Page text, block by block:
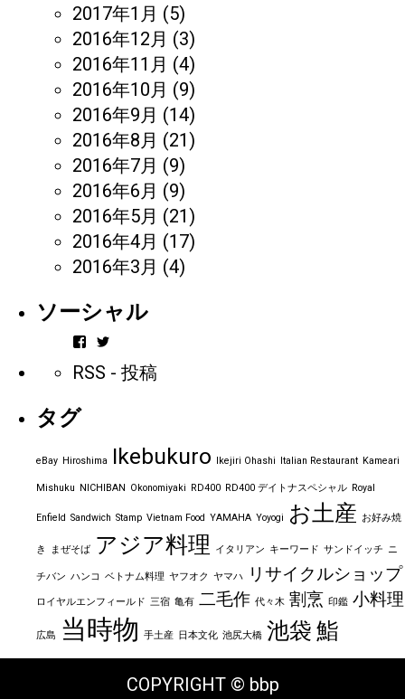
2017年1月 (5)
2016年12月 (3)
2016年11月 (4)
2016年10月 (9)
2016年9月 (14)
2016年8月 (21)
2016年7月 (9)
2016年6月 (9)
2016年5月 (21)
2016年4月 (17)
2016年3月 (4)
ソーシャル
vintageorder
ん
ー
を
で
示
ん
の
ー
を
で
示
RSS - 投稿
タグ
eBay Hiroshima Ikebukuro Ikejiri Ohashi Italian Restaurant Kameari
Mishuku NICHIBAN Okonomiyaki RD400 RD400 デイトナスペシャル Royal
Enfield Sandwich Stamp Vietnam Food YAMAHA Yoyogi お土産 お好み焼
き まぜそば アジア料理 イタリアン キーワード サンドイッチ ニ
チバン ハンコ ベトナム料理 ヤフオク ヤマハ リサイクルショップ
ロイヤルエンフィールド 三宿 亀有 二毛作 代々木 割烹 印鑑 小料理
広島 当時物 手土産 日本文化 池尻大橋 池袋 鮨
COPYRIGHT © bbp